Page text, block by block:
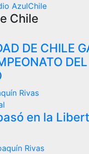
AzulChile
Chile
DE CHILE
Rivas
en la
Rivas